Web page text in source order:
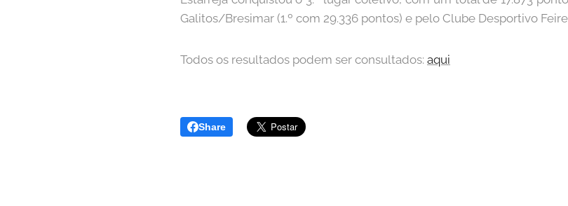
Galitos/Bresimar (1.º com 29.336 pontos) e pelo Clube Desportivo
Todos os resultados podem ser consultados: aqui
Share